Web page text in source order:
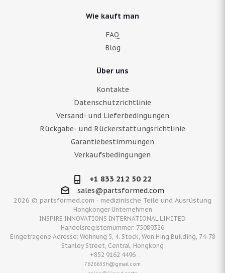
2026 © partsformed.com - medizinische Teile und Ausrüstung
Hongkonger Unternehmen
INSPIRE INNOVATIONS INTERNATIONAL LIMITED
Handelsregisternummer: 75089326
Eingetragene Adresse: Wohnung 5, 4. Stock, Won Hing Building, 74-78
Stanley Street, Central, Hongkong
+852 9162 4496
7626633h@gmail.com
Wie kauft man
FAQ
Blog
Über uns
Kontakte
Datenschutzrichtlinie
Versand- und Lieferbedingungen
Rückgabe- und Rückerstattungsrichtlinie
Garantiebestimmungen
Verkaufsbedingungen
+1 833 212 50 22
sales@partsformed.com